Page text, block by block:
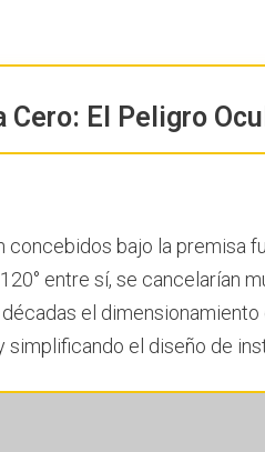
Cero: El Peligro
bajo la premisa
entre sí, se cancelarían
el
el diseño de